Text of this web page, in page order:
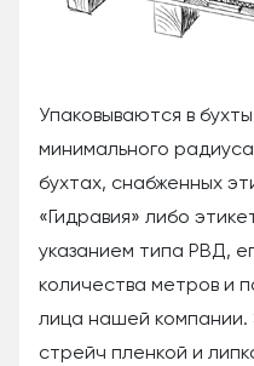
Упаковываются в
минимального
бухтах, снабженных
«Гидравия» либо
указанием типа РВД,
количества метров и
лица нашей компании.
стрейч пленкой и